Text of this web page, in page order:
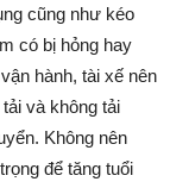
cũng như kéo
có bị hỏng hay
hành, tài xế nên
và không tải
Không nên
để tăng tuổi